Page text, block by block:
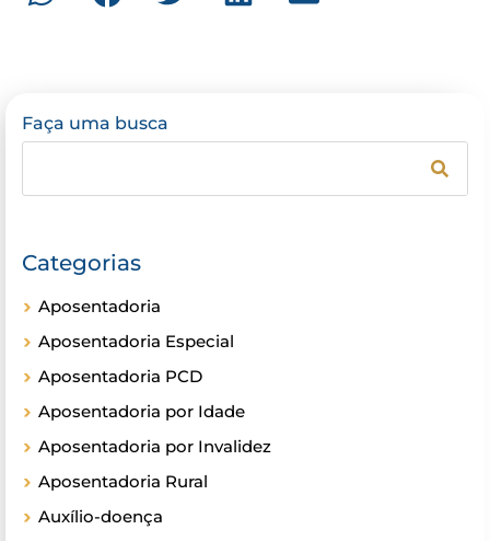
Faça uma busca
Categorias
Aposentadoria
Aposentadoria Especial
Aposentadoria PCD
Aposentadoria por Idade
Aposentadoria por Invalidez
Aposentadoria Rural
Auxílio-doença